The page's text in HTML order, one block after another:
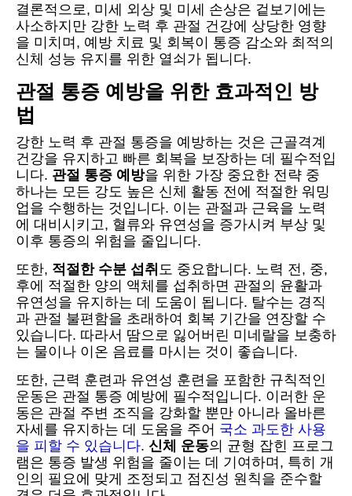
결론적으로, 미세 외상 및 미세 손상은 겉보기에는
사소하지만 강한 노력 후 관절 건강에 상당한 영향
을 미치며, 예방 치료 및 회복이 통증 감소와 최적의
신체 성능 유지를 위한 열쇠가 됩니다.
관절 통증 예방을 위한 효과적인 방
법
강한 노력 후 관절 통증을 예방하는 것은 근골격계
건강을 유지하고 빠른 회복을 보장하는 데 필수적입
니다. 관절 통증 예방을 위한 가장 중요한 전략 중
하나는 모든 강도 높은 신체 활동 전에 적절한 워밍
업을 수행하는 것입니다. 이는 관절과 근육을 노력
에 대비시키고, 혈류와 유연성을 증가시켜 부상 및
이후 통증의 위험을 줄입니다.
또한, 적절한 수분 섭취 도 중요합니다. 노력 전, 중,
후에 적절한 양의 액체를 섭취하면 관절의 윤활과
유연성을 유지하는 데 도움이 됩니다. 탈수는 경직
과 관절 불편함을 초래하여 회복 기간을 연장할 수
있습니다. 따라서 땀으로 잃어버린 미네랄을 보충하
는 물이나 이온 음료를 마시는 것이 좋습니다.
또한, 근력 훈련과 유연성 훈련을 포함한 규칙적인
운동은 관절 통증 예방에 필수적입니다. 이러한 운
동은 관절 주변 조직을 강화할 뿐만 아니라 올바른
자세를 유지하는 데 도움을 주어 국소 과도한 사용
을 피할 수 있습니다. 신체 운동의 균형 잡힌 프로그
램은 통증 발생 위험을 줄이는 데 기여하며, 특히 개
인의 필요에 맞게 조정되고 점진성 원칙을 준수할